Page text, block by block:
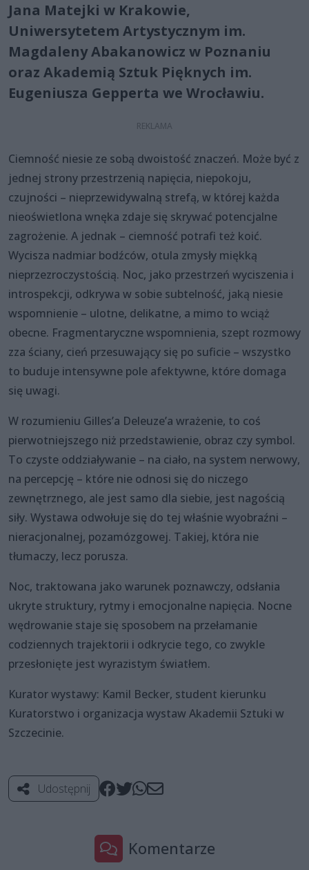
Jana Matejki w Krakowie,
Uniwersytetem Artystycznym im.
Magdaleny Abakanowicz w Poznaniu
oraz Akademią Sztuk Pięknych im.
Eugeniusza Gepperta we Wrocławiu.
Ciemność niesie ze sobą dwoistość znaczeń. Może być z
jednej strony przestrzenią napięcia, niepokoju,
czujności – nieprzewidywalną strefą, w której każda
nieoświetlona wnęka zdaje się skrywać potencjalne
zagrożenie. A jednak – ciemność potrafi też koić.
Wycisza nadmiar bodźców, otula zmysły miękką
nieprzezroczystością. Noc, jako przestrzeń wyciszenia i
introspekcji, odkrywa w sobie subtelność, jaką niesie
wspomnienie – ulotne, delikatne, a mimo to wciąż
obecne. Fragmentaryczne wspomnienia, szept rozmowy
zza ściany, cień przesuwający się po suficie – wszystko
to buduje intensywne pole afektywne, które domaga
się uwagi.
W rozumieniu Gilles’a Deleuze’a wrażenie, to coś
pierwotniejszego niż przedstawienie, obraz czy symbol.
To czyste oddziaływanie – na ciało, na system nerwowy,
na percepcję – które nie odnosi się do niczego
zewnętrznego, ale jest samo dla siebie, jest nagością
siły. Wystawa odwołuje się do tej właśnie wyobraźni –
nieracjonalnej, pozamózgowej. Takiej, która nie
tłumaczy, lecz porusza.
Noc, traktowana jako warunek poznawczy, odsłania
ukryte struktury, rytmy i emocjonalne napięcia. Nocne
wędrowanie staje się sposobem na przełamanie
codziennych trajektorii i odkrycie tego, co zwykle
przesłonięte jest wyrazistym światłem.
Kurator wystawy: Kamil Becker, student kierunku
Kuratorstwo i organizacja wystaw Akademii Sztuki w
Szczecinie.
Udostępnij
Komentarze